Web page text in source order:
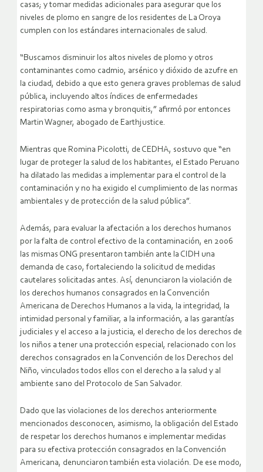
casas; y tomar medidas adicionales para asegurar que los
niveles de plomo en sangre de los residentes de La Oroya
cumplen con los estándares internacionales de salud.
“Buscamos disminuir los altos niveles de plomo y otros
contaminantes como cadmio, arsénico y dióxido de azufre en
la ciudad, debido a que esto genera graves problemas de salud
pública, incluyendo altos índices de enfermedades
respiratorias como asma y bronquitis,” afirmó por entonces
Martin Wagner, abogado de Earthjustice.
Mientras que Romina Picolotti, de CEDHA, sostuvo que “en
lugar de proteger la salud de los habitantes, el Estado Peruano
ha dilatado las medidas a implementar para el control de la
contaminación y no ha exigido el cumplimiento de las normas
ambientales y de protección de la salud pública”.
Además, para evaluar la afectación a los derechos humanos
por la falta de control efectivo de la contaminación, en 2006
las mismas ONG presentaron también ante la CIDH una
demanda de caso, fortaleciendo la solicitud de medidas
cautelares solicitadas antes. Así, denunciaron la violación de
los derechos humanos consagrados en la Convención
Americana de Derechos Humanos a la vida, la integridad, la
intimidad personal y familiar, a la información, a las garantías
judiciales y el acceso a la justicia, el derecho de los derechos de
los niños a tener una protección especial, relacionado con los
derechos consagrados en la Convención de los Derechos del
Niño, vinculados todos ellos con el derecho a la salud y al
ambiente sano del Protocolo de San Salvador.
Dado que las violaciones de los derechos anteriormente
mencionados desconocen, asimismo, la obligación del Estado
de respetar los derechos humanos e implementar medidas
para su efectiva protección consagrados en la Convención
Americana, denunciaron también esta violación. De ese modo,